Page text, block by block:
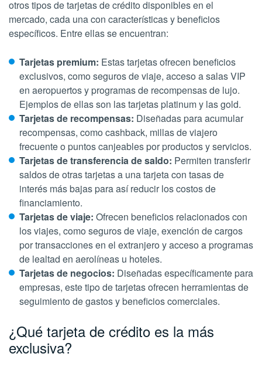
otros tipos de tarjetas de crédito disponibles en el
mercado, cada una con características y beneficios
específicos. Entre ellas se encuentran:
Tarjetas premium: Estas tarjetas ofrecen beneficios
exclusivos, como seguros de viaje, acceso a salas VIP
en aeropuertos y programas de recompensas de lujo.
Ejemplos de ellas son las tarjetas platinum y las gold.
Tarjetas de recompensas: Diseñadas para acumular
recompensas, como cashback, millas de viajero
frecuente o puntos canjeables por productos y servicios.
Tarjetas de transferencia de saldo: Permiten transferir
saldos de otras tarjetas a una tarjeta con tasas de
interés más bajas para así reducir los costos de
financiamiento.
Tarjetas de viaje: Ofrecen beneficios relacionados con
los viajes, como seguros de viaje, exención de cargos
por transacciones en el extranjero y acceso a programas
de lealtad en aerolíneas u hoteles.
Tarjetas de negocios: Diseñadas específicamente para
empresas, este tipo de tarjetas ofrecen herramientas de
seguimiento de gastos y beneficios comerciales.
¿Qué tarjeta de crédito es la más
exclusiva?